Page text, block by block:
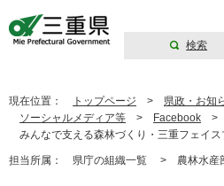
検索
現在位置： トップページ > 県政・お知
ソーシャルメディア等 > Facebook >
みんなで支える森林づくり・三重フェイス
担当所属： 県庁の組織一覧 > 農林水